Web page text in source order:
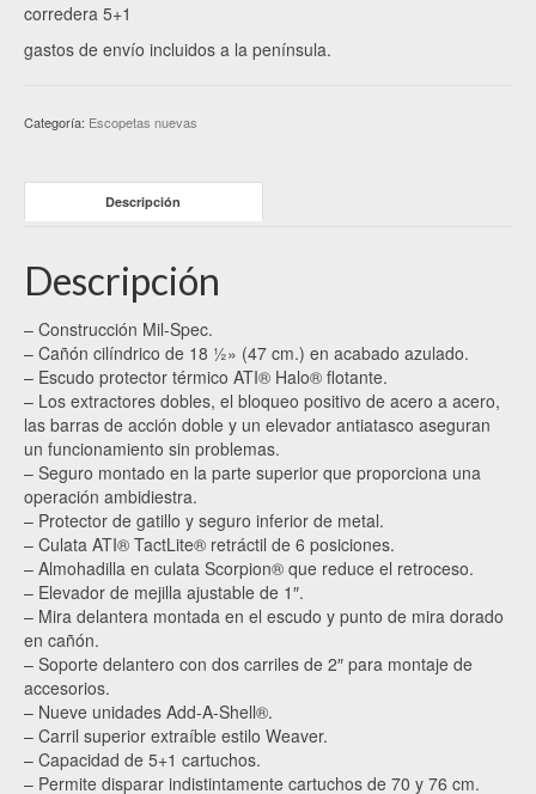
950.00 €.
corredera 5+1
gastos de envío incluidos a la península.
Categoría: Escopetas nuevas
Descripción
Descripción
– Construcción Mil-Spec.
– Cañón cilíndrico de 18 ½» (47 cm.) en acabado azulado.
– Escudo protector térmico ATI® Halo® flotante.
– Los extractores dobles, el bloqueo positivo de acero a acero,
las barras de acción doble y un elevador antiatasco aseguran
un funcionamiento sin problemas.
– Seguro montado en la parte superior que proporciona una
operación ambidiestra.
– Protector de gatillo y seguro inferior de metal.
– Culata ATI® TactLite® retráctil de 6 posiciones.
– Almohadilla en culata Scorpion® que reduce el retroceso.
– Elevador de mejilla ajustable de 1″.
– Mira delantera montada en el escudo y punto de mira dorado
en cañón.
– Soporte delantero con dos carriles de 2″ para montaje de
accesorios.
– Nueve unidades Add-A-Shell®.
– Carril superior extraíble estilo Weaver.
– Capacidad de 5+1 cartuchos.
– Permite disparar indistintamente car­tuchos de 70 y 76 cm.